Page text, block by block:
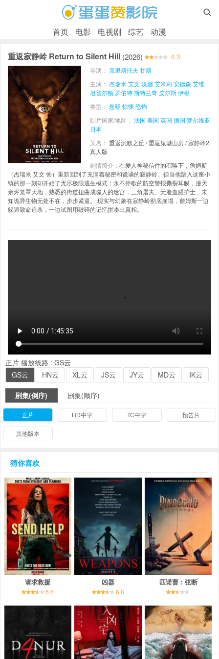

首页 电影 电视剧 综艺 动漫
重返寂静岭 Return to Silent Hill (2026) 4.3
导演： 克里斯托夫·甘斯
主演： 杰瑞米·艾文 汉娜·艾米莉·安德森艾维·
坦普尔顿 罗伯特·斯特兰奇 皮尔斯·伊根
类型： 悬疑 惊悚恐怖
制片国家/地区： 法国 美国 英国 德国 塞尔维亚
日本
又名： 重返沉默之丘 / 重返鬼魅山房 / 寂静岭2
真人版
剧情简介： 在爱人神秘信件的召唤下，詹姆斯
（杰瑞米·艾文 饰）重新回到了充满着秘密和诡谲的寂静岭。但当他踏入这座小
镇的那一刻却开始了无尽极限逃生模式：永不停歇的防空警报撕裂耳膜，漫天
余烬笼罩大地，熟悉的街道扭曲成噬人的迷宫，三角屠夫、无脸血腥护士、未
知诡异生物无处不在，步步紧逼。 现实与幻象在寂静岭彻底崩塌，詹姆斯一边
躲避致命追杀，一边试图用破碎的记忆拼凑出真相。
正片 播放线路 : GS云
GS云
HN云 XL云 JS云 JY云 MD云 IK云
剧集(倒序) 剧集(顺序)
正片 HD中字 TC中字 预告片
其他版本
猜你喜欢
请求救援
6.6
凶器
6.8
匹诺曹：弦断